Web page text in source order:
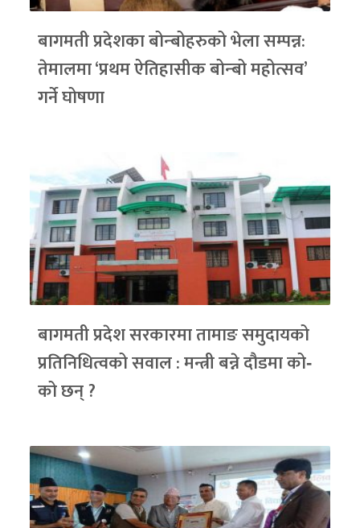
बागमती प्रदेशका बोन्बोहरुको भेला सम्पन्न:
तेमालमा ‘प्रथम ऐतिहासीक बोन्बो महोत्सव’
गर्ने घोषणा
बागमती प्रदेश सरकारमा तामाङ समुदायको
प्रतिनिधित्वको सवाल : मन्त्री बन्ने दौडमा को‐
को छन् ?